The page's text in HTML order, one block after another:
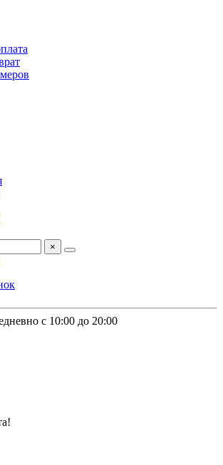
×
с 10:00 до 20:00